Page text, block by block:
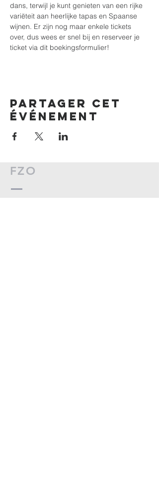
dans, terwijl je kunt genieten van een rijke
variëteit aan heerlijke tapas en Spaanse
wijnen. Er zijn nog maar enkele tickets
over, dus wees er snel bij en reserveer je
ticket via dit boekingsformulier!
Partager cet
événement
FZO